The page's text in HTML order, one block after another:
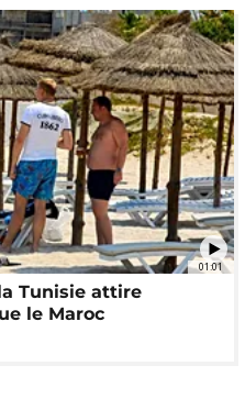
01:01
Tunisie attire
le Maroc